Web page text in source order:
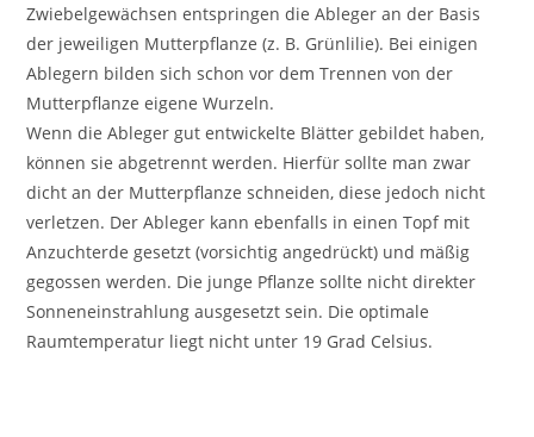
Zwiebelgewächsen entspringen die Ableger an der Basis
der jeweiligen Mutterpflanze (z. B. Grünlilie). Bei einigen
Ablegern bilden sich schon vor dem Trennen von der
Mutterpflanze eigene Wurzeln.
Wenn die Ableger gut entwickelte Blätter gebildet haben,
können sie abgetrennt werden. Hierfür sollte man zwar
dicht an der Mutterpflanze schneiden, diese jedoch nicht
verletzen. Der Ableger kann ebenfalls in einen Topf mit
Anzuchterde gesetzt (vorsichtig angedrückt) und mäßig
gegossen werden. Die junge Pflanze sollte nicht direkter
Sonneneinstrahlung ausgesetzt sein. Die optimale
Raumtemperatur liegt nicht unter 19 Grad Celsius.